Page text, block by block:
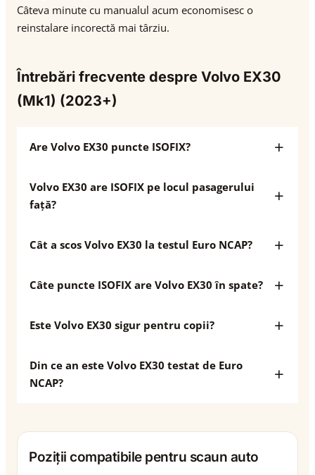
Câteva minute cu manualul acum economisesc o
reinstalare incorectă mai târziu.
Întrebări frecvente despre Volvo EX30
(Mk1) (2023+)
Are Volvo EX30 puncte ISOFIX?
Volvo EX30 are ISOFIX pe locul pasagerului
față?
Cât a scos Volvo EX30 la testul Euro NCAP?
Câte puncte ISOFIX are Volvo EX30 în spate?
Este Volvo EX30 sigur pentru copii?
Din ce an este Volvo EX30 testat de Euro
NCAP?
Poziții compatibile pentru scaun auto